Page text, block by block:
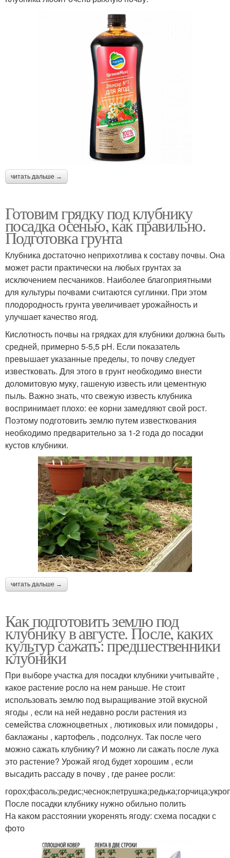
читать дальше →
Готовим грядку под клубнику
посадка осенью, как правильно.
Подготовка грунта
Клубника достаточно неприхотлива к составу почвы. Она
может расти практически на любых грунтах за
исключением песчаников. Наиболее благоприятными
для культуры почвами считаются суглинки. При этом
плодородность грунта увеличивает урожайность и
улучшает качество ягод.
Кислотность почвы на грядках для клубники должна быть
средней, примерно 5-5,5 pH. Если показатель
превышает указанные пределы, то почву следует
известковать. Для этого в грунт необходимо внести
доломитовую муку, гашеную известь или цементную
пыль. Важно знать, что свежую известь клубника
воспринимает плохо: ее корни замедляют свой рост.
Поэтому подготовить землю путем известкования
необходимо предварительно за 1-2 года до посадки
кустов клубники.
читать дальше →
Как подготовить землю под
клубнику в августе. После, каких
культур сажать: предшественники
клубники
При выборе участка для посадки клубники учитывайте ,
какое растение росло на нем раньше. Не стоит
использовать землю под выращивание этой вкусной
ягоды , если на ней недавно росли растения из
семейства сложноцветных , лютиковых или помидоры ,
баклажаны , картофель , подсолнух. Так после чего
можно сажать клубнику? И можно ли сажать после лука
это растение? Урожай ягод будет хорошим , если
высадить рассаду в почву , где ранее росли:
После посадки клубнику нужно обильно полить
На каком расстоянии укоренять ягоду: схема посадки с
фото